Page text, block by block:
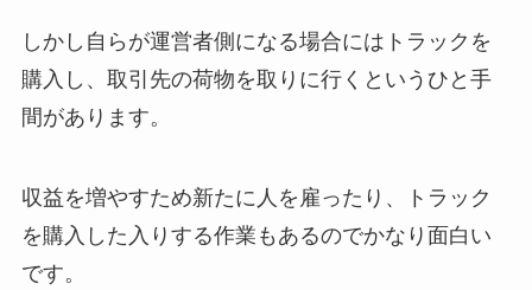
しかし自らが運営者側になる場合にはトラックを
購入し、取引先の荷物を取りに行くというひと手
間があります。
収益を増やすため新たに人を雇ったり、トラック
を購入した入りする作業もあるのでかなり面白い
です。